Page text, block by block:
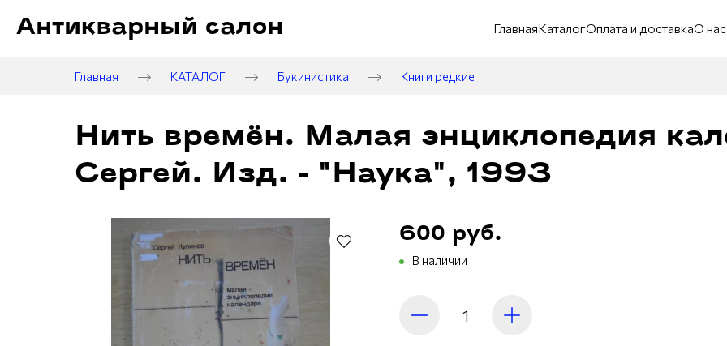
Антикварный салон ГлавнаяКаталогОплата и доставкаО нас
Главная КАТАЛОГ Букинистика Книги редкие
Нить времён. Малая энциклопедия
Сергей. Изд. - "Наука", 1993
600 руб.
В наличии